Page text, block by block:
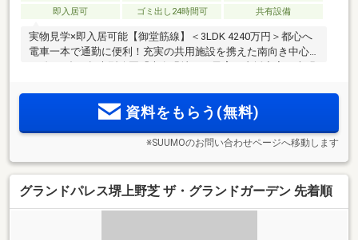
即入居可
ゴミ出し24時間可 共有設備
実物見学×即入居可能【御堂筋線】＜3LDK 4240万円＞都心へ
電車一本で通勤に便利！充実の共用施設を携えた南向き中心
の総276邸。超大型公園「大泉緑地」と子育て支援充実の光明
サービスも充実！＜建物内モデルルームオープン＞
資料をもらう(無料)
※SUUMOのお問い合わせページへ移動します
グランドパレス堺上野芝 ザ・グランドガーデン 先着順